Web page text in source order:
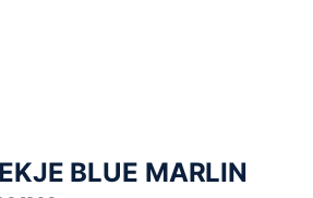
BLUE MARLIN